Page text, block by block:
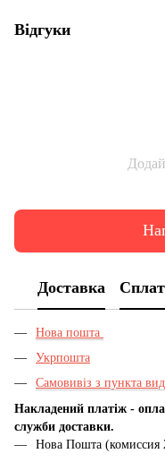
Відгуки
Доставка
Нова пошта
Укрпошта
Самовивіз з пункта
Накладений платіж -
служби доставки.
Нова Пошта (комиссия